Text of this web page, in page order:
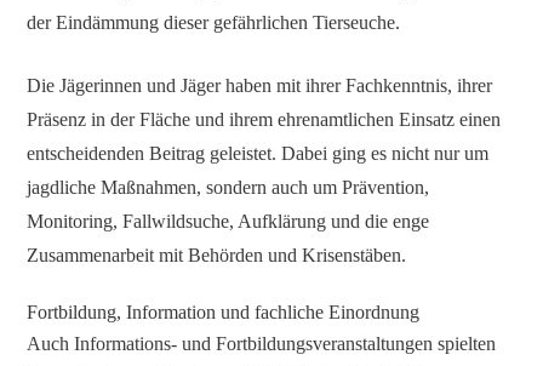
der Eindämmung dieser gefährlichen Tierseuche.
Die Jägerinnen und Jäger haben mit ihrer Fachkenntnis, ihrer
Präsenz in der Fläche und ihrem ehrenamtlichen Einsatz einen
entscheidenden Beitrag geleistet. Dabei ging es nicht nur um
jagdliche Maßnahmen, sondern auch um Prävention,
Monitoring, Fallwildsuche, Aufklärung und die enge
Zusammenarbeit mit Behörden und Krisenstäben.
Fortbildung, Information und fachliche Einordnung
Auch Informations- und Fortbildungsveranstaltungen spielten